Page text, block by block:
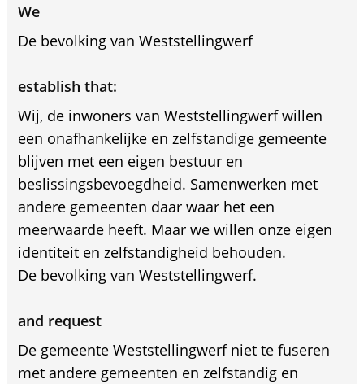
We
De bevolking van Weststellingwerf
establish that:
Wij, de inwoners van Weststellingwerf willen
een onafhankelijke en zelfstandige gemeente
blijven met een eigen bestuur en
beslissingsbevoegdheid. Samenwerken met
andere gemeenten daar waar het een
meerwaarde heeft. Maar we willen onze eigen
identiteit en zelfstandigheid behouden.
De bevolking van Weststellingwerf.
and request
De gemeente Weststellingwerf niet te fuseren
met andere gemeenten en zelfstandig en